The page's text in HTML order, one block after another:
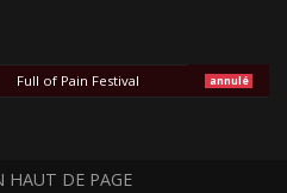
Full of Pain Festival annulé
HAUT DE PAGE